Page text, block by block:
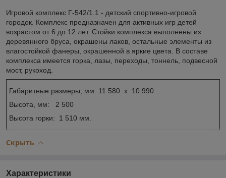
Игровой комплекс Г-542/1.1 - детский спортивно-игровой
городок. Комплекс предназначен для активных игр детей
возрастом от 6 до 12 лет. Стойки комплекса выполнены из
деревянного бруса, окрашены лаков, остальные элементы из
влагостойкой фанеры, окрашенной в яркие цвета. В составе
комплекса имеется горка, лазы, переходы, тоннель, подвесной
мост, рукоход.
Габаритные размеры, мм: 11 580 х 10 990
Высота, мм: 2 500
Высота горки: 1 510 мм.
Скрыть
Характеристики